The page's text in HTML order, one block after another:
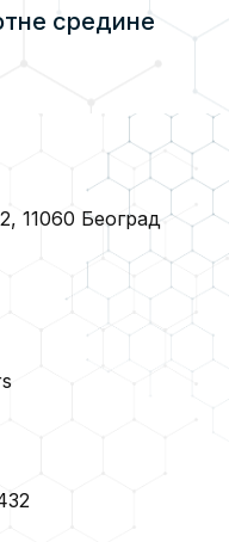
средине
11060 Београд